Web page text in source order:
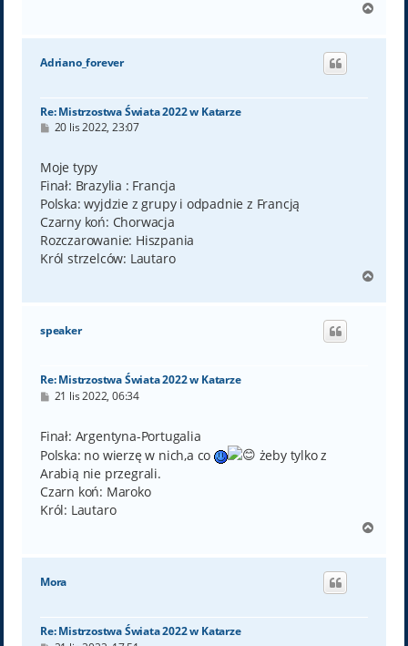
g
Adriano_forever
Re: Mistrzostwa Świata 2022 w Katarze
P
t
20 lis 2022, 23:07
Moje typy
Finał: Brazylia : Francja
Polska: wyjdzie z grupy i odpadnie z Francją
Czarny koń: Chorwacja
Rozczarowanie: Hiszpania
Król strzelców: Lautaro
g
speaker
Re: Mistrzostwa Świata 2022 w Katarze
P
t
21 lis 2022, 06:34
Finał: Argentyna-Portugalia
Polska: no wierzę w nich,a co
żeby tylko z
Arabią nie przegrali.
Czarn koń: Maroko
Król: Lautaro
g
Mora
Re: Mistrzostwa Świata 2022 w Katarze